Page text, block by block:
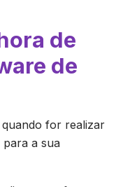
de
de
for realizar
a sua